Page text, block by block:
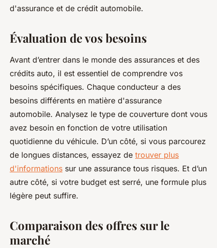
d'assurance et de crédit automobile.
Évaluation de vos besoins
Avant d’entrer dans le monde des assurances et des
crédits auto, il est essentiel de comprendre vos
besoins spécifiques. Chaque conducteur a des
besoins différents en matière d'assurance
automobile. Analysez le type de couverture dont vous
avez besoin en fonction de votre utilisation
quotidienne du véhicule. D’un côté, si vous parcourez
de longues distances, essayez de trouver plus
d'informations sur une assurance tous risques. Et d’un
autre côté, si votre budget est serré, une formule plus
légère peut suffire.
Comparaison des offres sur le
marché